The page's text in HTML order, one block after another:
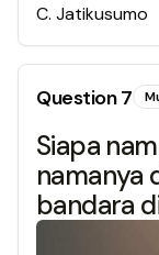
C. Jatikusumo
Question7
Siapa
namanya
bandara